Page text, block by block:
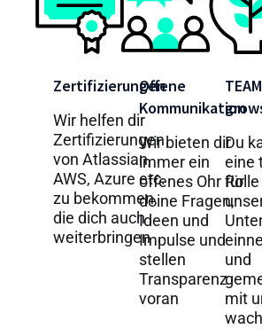
Zertifizierungen
Wir helfen dir
Zertifizierungen
von Atlassian,
AWS, Azure etc.
zu bekommen,
die dich auch
weiterbringen
Offene
Kommunikation
Wir bieten dir
immer ein
offenes Ohr für
deine Fragen,
Ideen und
Impulse und
stellen
Transparenz
voran
Du
eine
Rolle
und
mit